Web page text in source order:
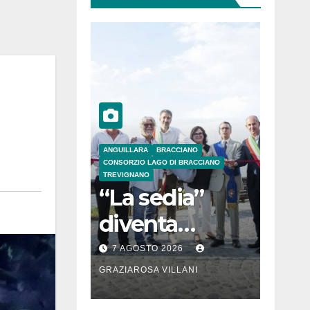
ANGUILLARA
BRACCIANO
CONSORZIO LAGO DI BRACCIANO
TREVIGNANO
“La sedia”
diventa
Belvedere sul
lago di
Bracciano: ieri
7 AGOSTO 2026
GRAZIAROSA VILLANI